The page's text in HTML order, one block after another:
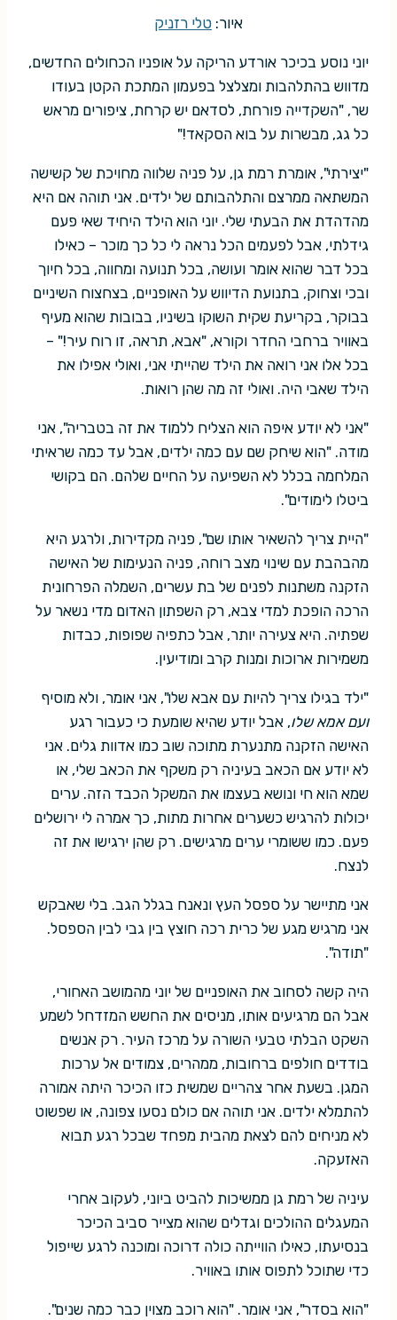
איור: טלי רזניק
יוני נוסע בכיכר אורדע הריקה על אופניו הכחולים החדשים,
מדווש בהתלהבות ומצלצל בפעמון המתכת הקטן בעודו
שר, "השקדייה פורחת, לסדאם יש קרחת, ציפורים מראש
כל גג, מבשרות על בוא הסקאד!"
"יצירתי", אומרת רמת גן, על פניה שלווה מחויכת של קשישה
המשתאה ממרצם והתלהבותם של ילדים. אני תוהה אם היא
מהדהדת את הבעתי שלי. יוני הוא הילד היחיד שאי פעם
גידלתי, אבל לפעמים הכל נראה לי כל כך מוכר – כאילו
בכל דבר שהוא אומר ועושה, בכל תנועה ומחווה, בכל חיוך
ובכי וצחוק, בתנועת הדיווש על האופניים, בצחצוח השיניים
בבוקר, בקריעת שקית השוקו בשיניו, בבובות שהוא מעיף
באוויר ברחבי החדר וקורא, "אבא, תראה, זו רוח עיר!" –
בכל אלו אני רואה את הילד שהייתי אני, ואולי אפילו את
הילד שאבי היה. ואולי זה מה שהן רואות.
"אני לא יודע איפה הוא הצליח ללמוד את זה בטבריה", אני
מודה. "הוא שיחק שם עם כמה ילדים, אבל עד כמה שראיתי
המלחמה בכלל לא השפיעה על החיים שלהם. הם בקושי
ביטלו לימודים".
"היית צריך להשאיר אותו שם", פניה מקדירות, ולרגע היא
מהבהבת עם שינוי מצב רוחה, פניה הנעימות של האישה
הזקנה משתנות לפנים של בת עשרים, השמלה הפרחונית
הרכה הופכת למדי צבא, רק השפתון האדום מדי נשאר על
שפתיה. היא צעירה יותר, אבל כתפיה שפופות, כבדות
משמירות ארוכות ומנות קרב ומודיעין.
"ילד בגילו צריך להיות עם אבא שלו", אני אומר, ולא מוסיף
ועם אמא שלו, אבל יודע שהיא שומעת כי כעבור רגע
האישה הזקנה מתנערת מתוכה שוב כמו אדוות גלים. אני
לא יודע אם הכאב בעיניה רק משקף את הכאב שלי, או
שמא הוא חי ונושא בעצמו את המשקל הכבד הזה. ערים
יכולות להרגיש כשערים אחרות מתות, כך אמרה לי ירושלים
פעם. כמו ששומרי ערים מרגישים. רק שהן ירגישו את זה
לנצח.
אני מתיישר על ספסל העץ ונאנח בגלל הגב. בלי שאבקש
אני מרגיש מגע של כרית רכה חוצץ בין גבי לבין הספסל.
"תודה".
היה קשה לסחוב את האופניים של יוני מהמושב האחורי,
אבל הם מרגיעים אותו, מניסים את החשש המזדחל לשמע
השקט הבלתי טבעי השורה על מרכז העיר. רק אנשים
בודדים חולפים ברחובות, ממהרים, צמודים אל ערכות
המגן. בשעת אחר צהריים שמשית כזו הכיכר היתה אמורה
להתמלא ילדים. אני תוהה אם כולם נסעו צפונה, או שפשוט
לא מניחים להם לצאת מהבית מפחד שבכל רגע תבוא
האזעקה.
עיניה של רמת גן ממשיכות להביט ביוני, לעקוב אחרי
המעגלים ההולכים וגדלים שהוא מצייר סביב הכיכר
בנסיעתו, כאילו הווייתה כולה דרוכה ומוכנה לרגע שייפול
כדי שתוכל לתפוס אותו באוויר.
"הוא בסדר", אני אומר. "הוא רוכב מצוין כבר כמה שנים".